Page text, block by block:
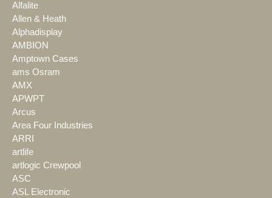
Alfalite
Allen & Heath
Alphadisplay
AMBION
Amptown Cases
ams Osram
AMX
APWPT
Arcus
Area Four Industries
ARRI
artlife
artlogic Crewpool
ASC
ASL Electronic